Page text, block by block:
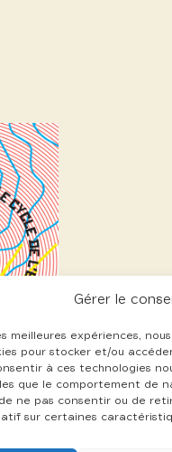
Gérer le
meilleures expériences,
pour stocker et/ou
à ces technologies
que le comportement de
ne pas consentir ou de
sur certaines